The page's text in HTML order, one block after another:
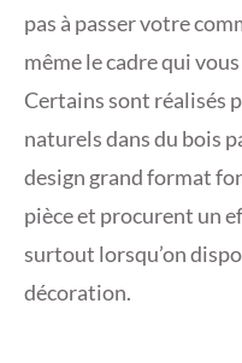
pas à passer votre
même le cadre qui
Certains sont réalisés
naturels dans du bois
design grand format
pièce et procurent un
surtout lorsqu’on
décoration.